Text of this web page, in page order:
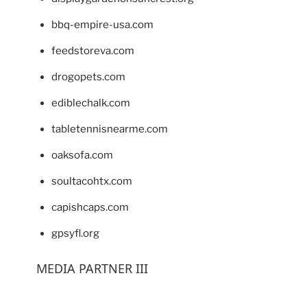
bbq-empire-usa.com
feedstoreva.com
drogopets.com
ediblechalk.com
tabletennisnearme.com
oaksofa.com
soultacohtx.com
capishcaps.com
gpsyfl.org
MEDIA PARTNER III